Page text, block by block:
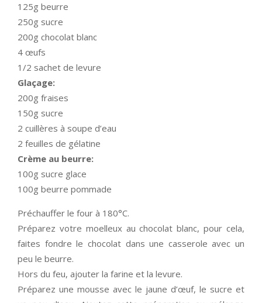
125g beurre
250g sucre
200g chocolat blanc
4 œufs
1/2 sachet de levure
Glaçage:
200g fraises
150g sucre
2 cuillères à soupe d’eau
2 feuilles de gélatine
Crème au beurre:
100g sucre glace
100g beurre pommade
Préchauffer le four à 180°C.
Préparez votre moelleux au chocolat blanc, pour cela,
faites fondre le chocolat dans une casserole avec un
peu le beurre.
Hors du feu, ajouter la farine et la levure.
Préparez une mousse avec le jaune d’œuf, le sucre et